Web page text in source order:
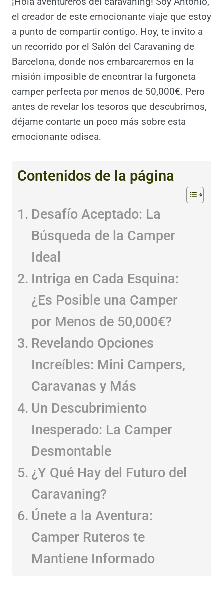
Antonio, el creador de este emocionante
viaje que estoy a punto de compartir contigo.
Hoy, te invito a un recorrido por el Salón del
Caravaning de Barcelona, donde nos
embarcaremos en la misión imposible de
encontrar la furgoneta camper perfecta por
menos de 50,000€. Pero antes de revelar los
tesoros que descubrimos, déjame contarte
un poco más sobre esta emocionante
Desafío Aceptado: La
Búsqueda de la Camper
Ideal
Intriga en Cada Esquina:
¿Es Posible una Camper
por Menos de 50,000€?
Revelando Opciones
Increíbles: Mini Campers,
Caravanas y Más
Un Descubrimiento
Inesperado: La Camper
Desmontable
¿Y Qué Hay del Futuro del
Caravaning?
Únete a la Aventura:
Camper Ruteros te